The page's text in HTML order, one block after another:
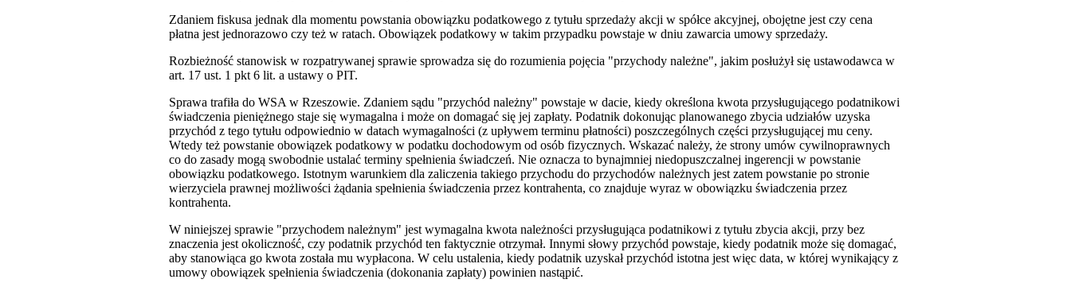
Zdaniem fiskusa jednak dla momentu powstania obowiązku podatkowego z tytułu sprzedaży akcji w spółce akcyjnej, obojętne jest czy cena
płatna jest jednorazowo czy też w ratach. Obowiązek podatkowy w takim przypadku powstaje w dniu zawarcia umowy sprzedaży.
Rozbieżność stanowisk w rozpatrywanej sprawie sprowadza się do rozumienia pojęcia "przychody należne", jakim posłużył się ustawodawca w
art. 17 ust. 1 pkt 6 lit. a ustawy o PIT.
Sprawa trafiła do WSA w Rzeszowie. Zdaniem sądu "przychód należny" powstaje w dacie, kiedy określona kwota przysługującego podatnikowi
świadczenia pieniężnego staje się wymagalna i może on domagać się jej zapłaty. Podatnik dokonując planowanego zbycia udziałów uzyska
przychód z tego tytułu odpowiednio w datach wymagalności (z upływem terminu płatności) poszczególnych części przysługującej mu ceny.
Wtedy też powstanie obowiązek podatkowy w podatku dochodowym od osób fizycznych. Wskazać należy, że strony umów cywilnoprawnych
co do zasady mogą swobodnie ustalać terminy spełnienia świadczeń. Nie oznacza to bynajmniej niedopuszczalnej ingerencji w powstanie
obowiązku podatkowego. Istotnym warunkiem dla zaliczenia takiego przychodu do przychodów należnych jest zatem powstanie po stronie
wierzyciela prawnej możliwości żądania spełnienia świadczenia przez kontrahenta, co znajduje wyraz w obowiązku świadczenia przez
kontrahenta.
W niniejszej sprawie "przychodem należnym" jest wymagalna kwota należności przysługująca podatnikowi z tytułu zbycia akcji, przy bez
znaczenia jest okoliczność, czy podatnik przychód ten faktycznie otrzymał. Innymi słowy przychód powstaje, kiedy podatnik może się domagać,
aby stanowiąca go kwota została mu wypłacona. W celu ustalenia, kiedy podatnik uzyskał przychód istotna jest więc data, w której wynikający z
umowy obowiązek spełnienia świadczenia (dokonania zapłaty) powinien nastąpić.